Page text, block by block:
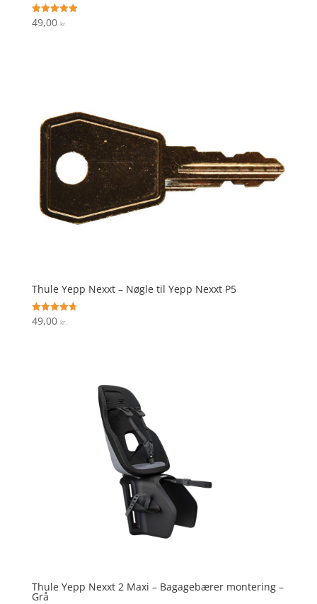
Vurderet
5
49,00 kr.
Thule Yepp Nexxt – Nøgle til Yepp Nexxt P5
Vurderet
4.7
49,00 kr.
Thule Yepp Nexxt 2 Maxi – Bagagebærer montering –
Grå